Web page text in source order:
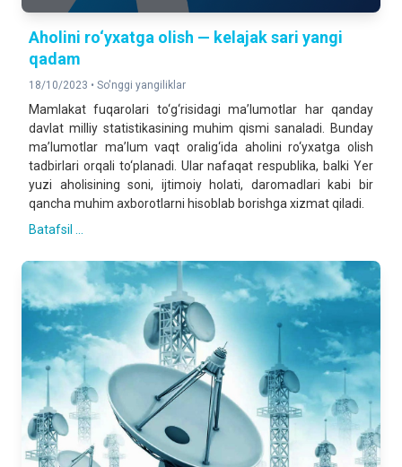
Aholini ro‘yxatga olish — kelajak sari yangi
qadam
18/10/2023 • So'nggi yangiliklar
Mamlakat fuqarolari to‘g‘risidagi ma’lumotlar har qanday
davlat milliy statistikasining muhim qismi sanaladi. Bunday
ma’lumotlar ma’lum vaqt oralig‘ida aholini ro‘yxatga olish
tadbirlari orqali to‘planadi. Ular nafaqat respublika, balki Yer
yuzi aholisining soni, ijtimoiy holati, daromadlari kabi bir
qancha muhim axborotlarni hisoblab borishga xizmat qiladi.
Batafsil ...